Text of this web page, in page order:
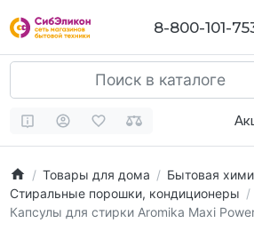
8-800-101-
Товары для дома
Бытовая
Стиральные порошки, кондиционеры
Капсулы для стирки Aromika Maxi
8-800-101-